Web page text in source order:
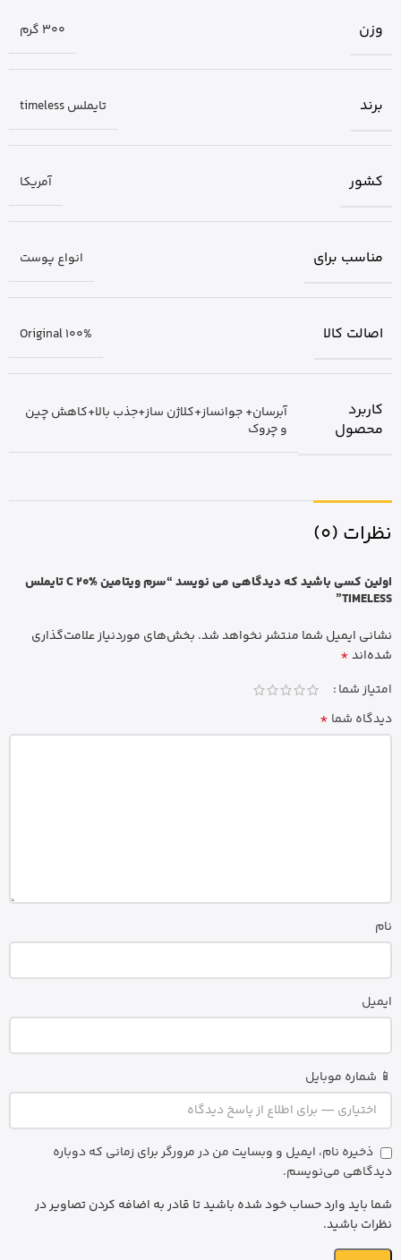
وزن 300 گرم
برند تایملس timeless
کشور آمریکا
مناسب برای انواع پوست
اصالت کالا Original 100%
کاربرد
محصول
آبرسان+ جوانساز+کلاژن ساز+جذب بالا+کاهش چین
و چروک
نظرات (0)
اولین کسی باشید که دیدگاهی می نویسد “سرم ویتامین C 20% تایملس
TIMELESS”
نشانی ایمیل شما منتشر نخواهد شد. بخش‌های موردنیاز علامت‌گذاری
شده‌اند*
امتیاز شما
دیدگاه شما *
نام
ایمیل
📱 شماره موبایل
ذخیره نام، ایمیل و وبسایت من در مرورگر برای زمانی که دوباره
دیدگاهی می‌نویسم.
شما باید وارد حساب خود شده باشید تا قادر به اضافه کردن تصاویر در
نظرات باشید.